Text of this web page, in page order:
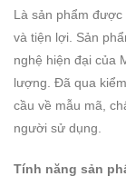
Là sản phẩm
và tiện lợi. Sản
nghệ hiện đại của
lượng. Đã qua
cầu về mẫu mã,
người sử dụng.
Tính năng sản